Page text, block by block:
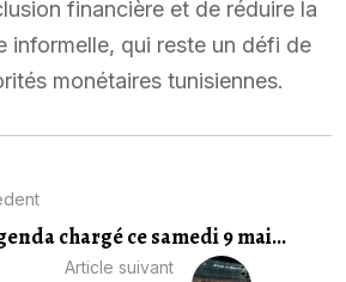
financière et de réduire la
informelle, qui reste un défi de
monétaires tunisiennes.
chargé ce samedi 9 mai...
Article suivant